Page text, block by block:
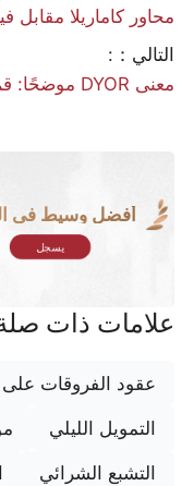
محاور كاماريلا مقابل
التالي：:
معنى DYOR موضحًا: قم بإجراء البحث بنفسك
أفضل وسيط في
يسجل
علامات ذات
عقود الفروقات على
التمويل الليلي
التشبع الشرائي